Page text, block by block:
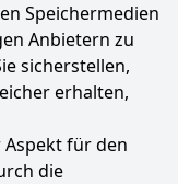
Speichermedien
Anbietern zu
sicherstellen,
erhalten,
Aspekt für den
die